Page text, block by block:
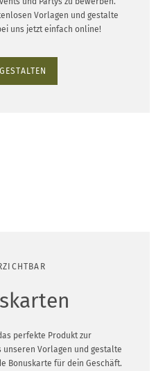
Vorlagen und gestalte
uns jetzt einfach online!
perfekte Produkt zur
unseren Vorlagen und gestalte
Bonuskarte für dein Geschäft.